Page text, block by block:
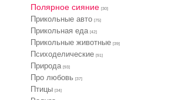
Полярное сияние [30]
Прикольные авто [75]
Прикольная еда [42]
Прикольные животные [39]
Психоделические [91]
Природа [93]
Про любовь [37]
Птицы [34]